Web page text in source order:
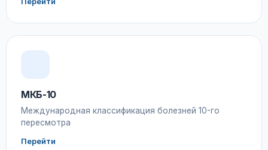
МКБ-10
Международная классификация болезней 10-го
пересмотра
Перейти